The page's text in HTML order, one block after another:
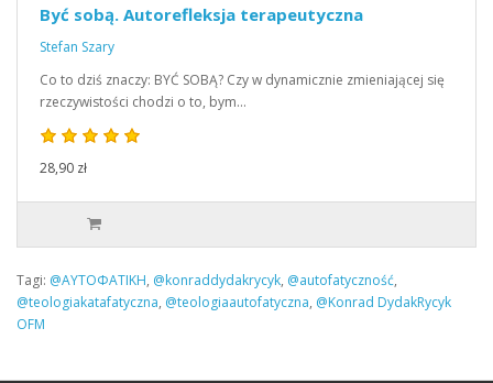
Być sobą. Autorefleksja terapeutyczna
Stefan Szary
Co to dziś znaczy: BYĆ SOBĄ? Czy w dynamicznie zmieniającej się
rzeczywistości chodzi o to, bym…
28,90 zł
Tagi: @ΑΥΤΟΦΑΤΙΚΗ, @konraddydakrycyk, @autofatyczność,
@teologiakatafatyczna, @teologiaautofatyczna, @Konrad DydakRycyk
OFM